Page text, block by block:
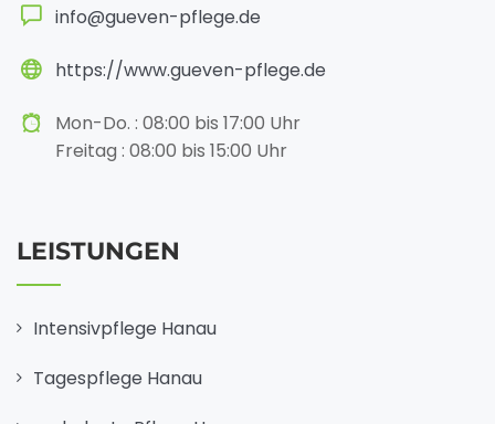
info@gueven-pflege.de
https://www.gueven-pflege.de
Mon-Do. : 08:00 bis 17:00 Uhr
Freitag : 08:00 bis 15:00 Uhr
LEISTUNGEN
Intensivpflege Hanau
Tagespflege Hanau